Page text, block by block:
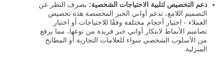
دعم التخصيص لتلبية الاحتياجات الشخصية: بصرف النظر عن
التصميم اللامع، تدعم أواني الخبز المخصصة هذه تخصيص
العملاء - اختيار أحجام مختلفة وفقًا للاحتياجات أو اختيار
تصاميم الأنماط لابتكار أواني خبز فريدة من نوعها، مما يرفع
من الأسلوب الشخصي سواء للعلامات التجارية أو المطابخ
المنزلية.